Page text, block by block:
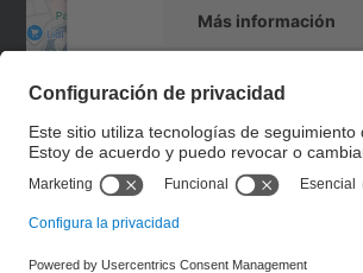
Más información
Aceptar
powered by Usercentrics
Management Platform
© UPCEscuela Técnica Superior de Ingenieros